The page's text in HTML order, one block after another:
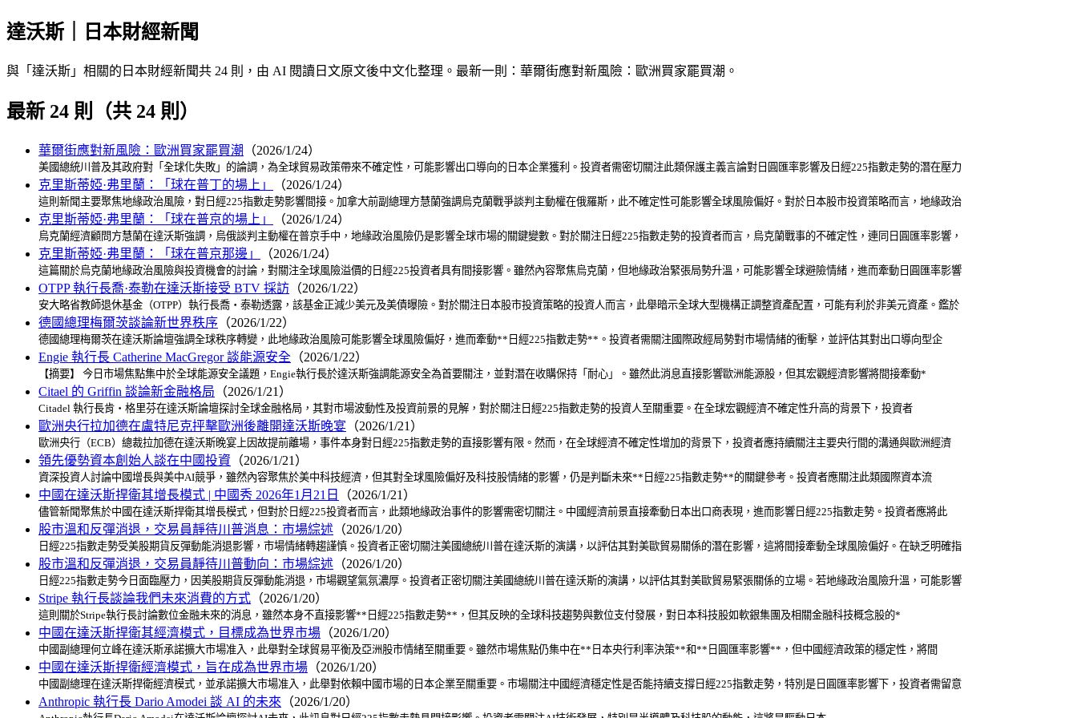
達沃斯｜日本財經新聞
與「達沃斯」相關的日本財經新聞共 24 則，由 AI 閱讀日文原文後中文化整理。最新一則：華爾街應對新風險：歐洲買家罷買潮。
最新 24 則（共 24 則）
華爾街應對新風險：歐洲買家罷買潮 （2026/1/24）
美國總統川普及其政府對「全球化失敗」的論調，為全球貿易政策帶來不確定性，可能影響出口導向的日本企業獲利。投資者需密切關注此類保護主義言論對日圓匯率影響及日經225指數走勢的潛在壓力
克里斯蒂婭·弗里蘭：「球在普丁的場上」 （2026/1/24）
這則新聞主要聚焦地緣政治風險，對日經225指數走勢影響間接。加拿大前副總理方慧蘭強調烏克蘭戰爭談判主動權在俄羅斯，此不確定性可能影響全球風險偏好。對於日本股市投資策略而言，地緣政治
克里斯蒂婭·弗里蘭：「球在普京的場上」 （2026/1/24）
烏克蘭經濟顧問方慧蘭在達沃斯強調，烏俄談判主動權在普京手中，地緣政治風險仍是影響全球市場的關鍵變數。對於關注日經225指數走勢的投資者而言，烏克蘭戰事的不確定性，連同日圓匯率影響，
克里斯蒂婭·弗里蘭：「球在普京那邊」 （2026/1/24）
這篇關於烏克蘭地緣政治風險與投資機會的討論，對關注全球風險溢價的日經225投資者具有間接影響。雖然內容聚焦烏克蘭，但地緣政治緊張局勢升溫，可能影響全球避險情緒，進而牽動日圓匯率影響
OTPP 執行長喬·泰勒在達沃斯接受 BTV 採訪 （2026/1/22）
安大略省教師退休基金（OTPP）執行長喬・泰勒透露，該基金正減少美元及美債曝險。對於關注日本股市投資策略的投資人而言，此舉暗示全球大型機構正調整資產配置，可能有利於非美元資產。鑑於
德國總理梅爾茨談論新世界秩序 （2026/1/22）
德國總理梅爾茨在達沃斯論壇強調全球秩序轉變，此地緣政治風險可能影響全球風險偏好，進而牽動**日經225指數走勢**。投資者需關注國際政經局勢對市場情緒的衝擊，並評估其對出口導向型企
Engie 執行長 Catherine MacGregor 談能源安全 （2026/1/22）
【摘要】 今日市場焦點集中於全球能源安全議題，Engie執行長於達沃斯強調能源安全為首要關注，並對潛在收購保持「耐心」。雖然此消息直接影響歐洲能源股，但其宏觀經濟影響將間接牽動*
Citael 的 Griffin 談論新金融格局 （2026/1/21）
Citadel 執行長肯・格里芬在達沃斯論壇探討全球金融格局，其對市場波動性及投資前景的見解，對於關注日經225指數走勢的投資人至關重要。在全球宏觀經濟不確定性升高的背景下，投資者
歐洲央行拉加德在盧特尼克抨擊歐洲後離開達沃斯晚宴 （2026/1/21）
歐洲央行（ECB）總裁拉加德在達沃斯晚宴上因故提前離場，事件本身對日經225指數走勢的直接影響有限。然而，在全球經濟不確定性增加的背景下，投資者應持續關注主要央行間的溝通與歐洲經濟
領先優勢資本創始人談在中國投資 （2026/1/21）
資深投資人討論中國增長與美中AI競爭，雖然內容聚焦於美中科技經濟，但其對全球風險偏好及科技股情緒的影響，仍是判斷未來**日經225指數走勢**的關鍵參考。投資者應關注此類國際資本流
中國在達沃斯捍衛其增長模式 | 中國秀 2026年1月21日 （2026/1/21）
儘管新聞聚焦於中國在達沃斯捍衛其增長模式，但對於日經225投資者而言，此類地緣政治事件的影響需密切關注。中國經濟前景直接牽動日本出口商表現，進而影響日經225指數走勢。投資者應將此
股市溫和反彈消退，交易員靜待川普消息：市場綜述 （2026/1/20）
日經225指數走勢受美股期貨反彈動能消退影響，市場情緒轉趨謹慎。投資者正密切關注美國總統川普在達沃斯的演講，以評估其對美歐貿易關係的潛在影響，這將間接牽動全球風險偏好。在缺乏明確指
股市溫和反彈消退，交易員靜待川普動向：市場綜述 （2026/1/20）
日經225指數走勢今日面臨壓力，因美股期貨反彈動能消退，市場觀望氣氛濃厚。投資者正密切關注美國總統川普在達沃斯的演講，以評估其對美歐貿易緊張關係的立場。若地緣政治風險升溫，可能影響
Stripe 執行長談論我們未來消費的方式 （2026/1/20）
這則關於Stripe執行長討論數位金融未來的消息，雖然本身不直接影響**日經225指數走勢**，但其反映的全球科技趨勢與數位支付發展，對日本科技股如軟銀集團及相關金融科技概念股的*
中國在達沃斯捍衛其經濟模式，目標成為世界市場 （2026/1/20）
中國副總理何立峰在達沃斯承諾擴大市場准入，此舉對全球貿易平衡及亞洲股市情緒至關重要。雖然市場焦點仍集中在**日本央行利率決策**和**日圓匯率影響**，但中國經濟政策的穩定性，將間
中國在達沃斯捍衛經濟模式，旨在成為世界市場 （2026/1/20）
中國副總理在達沃斯捍衛經濟模式，並承諾擴大市場准入，此舉對依賴中國市場的日本企業至關重要。市場關注中國經濟穩定性是否能持續支撐日經225指數走勢，特別是日圓匯率影響下，投資者需留意
Anthropic 執行長 Dario Amodei 談 AI 的未來 （2026/1/20）